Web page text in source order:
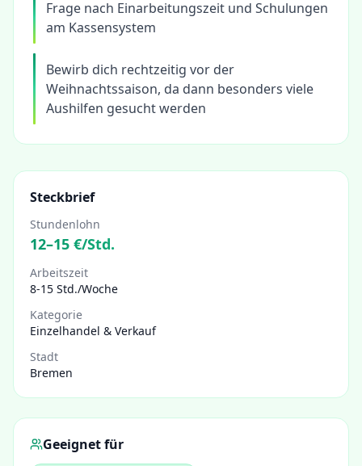
Frage nach Einarbeitungszeit und Schulungen
am Kassensystem
Bewirb dich rechtzeitig vor der
Weihnachtssaison, da dann besonders viele
Aushilfen gesucht werden
Steckbrief
Stundenlohn
12–15 €/Std.
Arbeitszeit
8-15 Std./Woche
Kategorie
Einzelhandel & Verkauf
Stadt
Bremen
Geeignet für